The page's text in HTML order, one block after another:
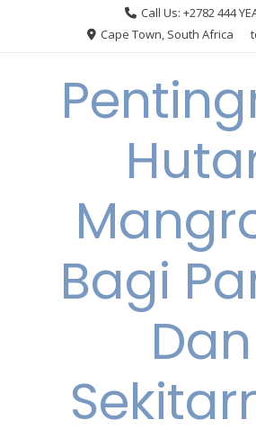
Call Us: +2782 444
Cape Town, South Africa
Bagi
Dan